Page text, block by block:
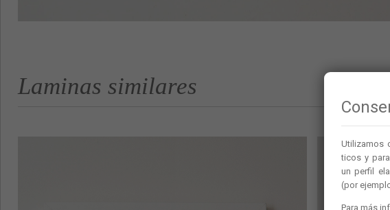
Laminas similares
Utilizamos
ticos y
un perfil
(por
Para más